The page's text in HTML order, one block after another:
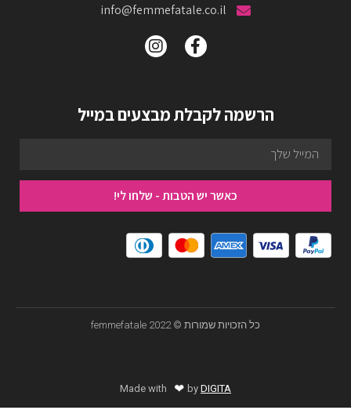
info@femmefatale.co.il
הרשמה לקבלת מבצעים במייל
כאשר יש הטבות - שלחו לי!
כל הזכויות שמורות © femmefatale 2022
Made with ❤ by DIGITA